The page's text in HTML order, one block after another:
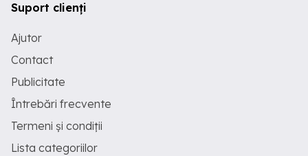
Suport clienți
Ajutor
Contact
Publicitate
Întrebări frecvente
Termeni și condiții
Lista categoriilor